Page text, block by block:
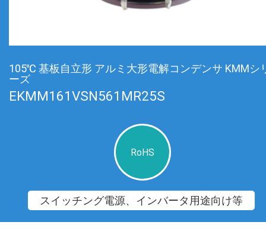
105℃ 基板自立形 アルミ大形電解コンデンサ KMMシ
ーズ
EKMM161VSN561MR25S
RoHS
スイッチング電源、インバータ用途向け等